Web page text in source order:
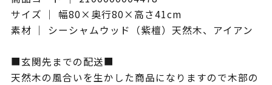
サイズ ｜ 幅80×奥行80×高さ41cm
素材 ｜ シーシャムウッド（紫檀）天然木、アイアン
■玄関先までの配送■
天然木の風合いを生かした商品になりますので木部の